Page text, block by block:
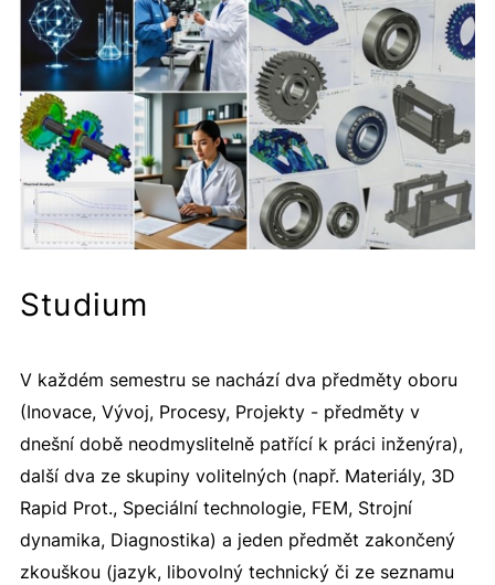
Studium
V každém semestru se nachází dva předměty oboru
(Inovace, Vývoj, Procesy, Projekty - předměty v
dnešní době neodmyslitelně patřící k práci inženýra),
další dva ze skupiny volitelných (např. Materiály, 3D
Rapid Prot., Speciální technologie, FEM, Strojní
dynamika, Diagnostika) a jeden předmět zakončený
zkouškou (jazyk, libovolný technický či ze seznamu